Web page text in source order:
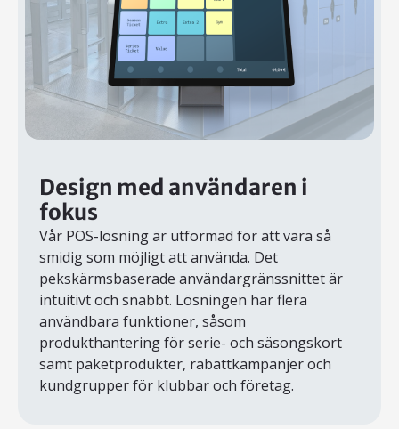
Design med användaren i
fokus
Vår POS-lösning är utformad för att vara så
smidig som möjligt att använda. Det
pekskärmsbaserade användargränssnittet är
intuitivt och snabbt. Lösningen har flera
användbara funktioner, såsom
produkthantering för serie- och säsongskort
samt paketprodukter, rabattkampanjer och
kundgrupper för klubbar och företag.